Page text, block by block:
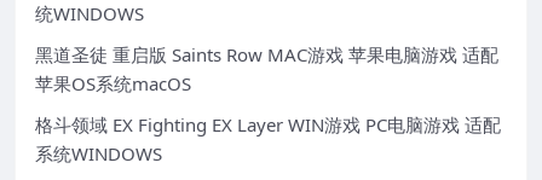
统WINDOWS
黑道圣徒 重启版 Saints Row MAC游戏 苹果电脑游戏 适配
苹果OS系统macOS
格斗领域 EX Fighting EX Layer WIN游戏 PC电脑游戏 适配
系统WINDOWS